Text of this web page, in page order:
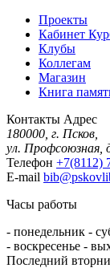
Проекты
Кабинет
Клубы
Коллегам
Магазин
Книга
Контакты Адрес
180000, г. Псков,
ул. Профсоюзная,
Телефон +7(8112)
E-mail
Часы работы
- понедельник -
- воскресенье -
Последний